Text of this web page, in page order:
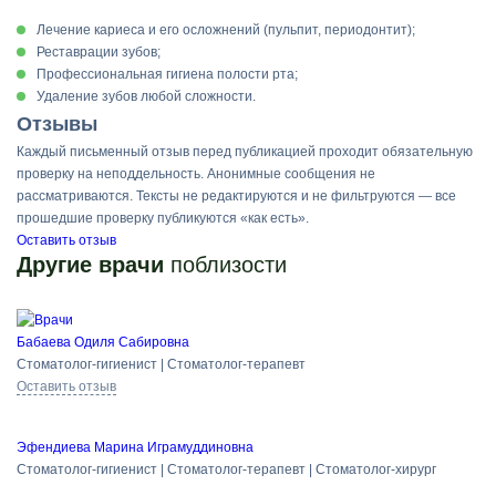
Лечение кариеса и его осложнений (пульпит, периодонтит);
Реставрации зубов;
Профессиональная гигиена полости рта;
Удаление зубов любой сложности.
Отзывы
Каждый письменный отзыв перед публикацией проходит обязательную
проверку на неподдельность. Анонимные сообщения не
рассматриваются. Тексты не редактируются и не фильтруются — все
прошедшие проверку публикуются «как есть».
Оставить отзыв
Другие врачи поблизости
Бабаева Одиля Сабировна
Стоматолог-гигиенист | Стоматолог-терапевт
Оставить отзыв
Эфендиева Марина Играмуддиновна
Стоматолог-гигиенист | Стоматолог-терапевт | Стоматолог-хирург